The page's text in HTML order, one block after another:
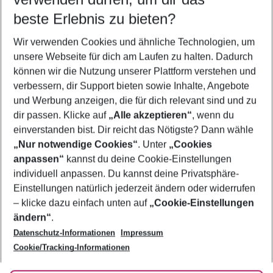
5-8 Nächte
2 Erwachsene Keine Kinder
Mehr Filter anzeigen
Footer
Footer navigation
Über uns
AGB
Bestpreisgarantie
Cookie-Einstellungen ändern
Cookie-Richtlinie
Agenturbetreuung
Barrierefreies Reisen
Folge uns
beste Erlebnis zu bieten?
Wir verwenden Cookies und ähnliche Technologien, um
unsere Webseite für dich am Laufen zu halten. Dadurch
können wir die Nutzung unserer Plattform verstehen und
verbessern, dir Support bieten sowie Inhalte, Angebote
und Werbung anzeigen, die für dich relevant sind und zu
dir passen. Klicke auf „Alle akzeptieren“, wenn du
einverstanden bist. Dir reicht das Nötigste? Dann wähle
„Nur notwendige Cookies“. Unter „Cookies
anpassen“ kannst du deine Cookie-Einstellungen
individuell anpassen. Du kannst deine Privatsphäre-
Einstellungen natürlich jederzeit ändern oder widerrufen
– klicke dazu einfach unten auf „Cookie-Einstellungen
ändern“.
Datenschutz-Informationen
Impressum
Cookie/Tracking-Informationen